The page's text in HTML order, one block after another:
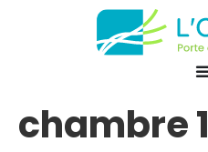
chambre 1